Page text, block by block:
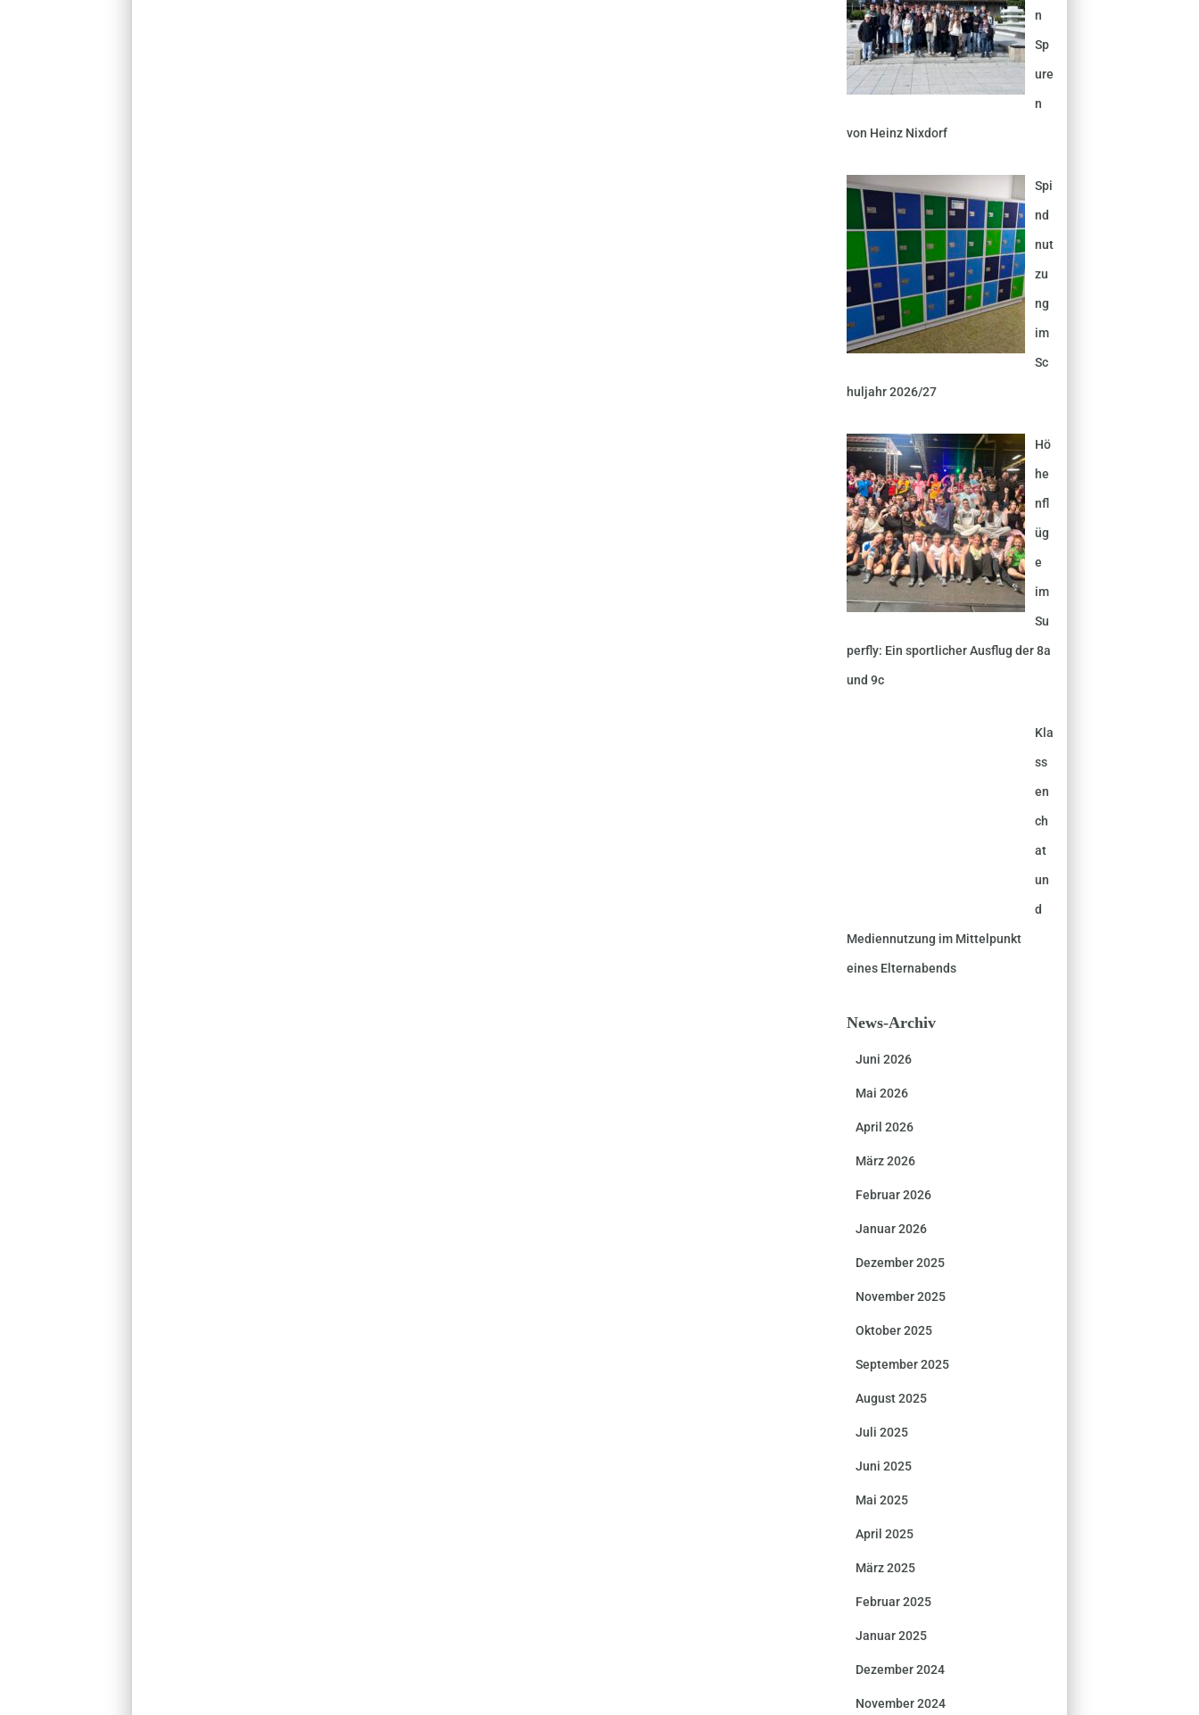
n
Sp
ure
n
von Heinz Nixdorf
Spi
nd
nut
zu
ng
im
Sc
huljahr 2026/27
Hö
he
nfl
üg
e
im
Su
perfly: Ein sportlicher Ausflug der 8a
und 9c
Kla
ss
en
ch
at
un
d
Mediennutzung im Mittelpunkt
eines Elternabends
News-Archiv
Juni 2026
Mai 2026
April 2026
März 2026
Februar 2026
Januar 2026
Dezember 2025
November 2025
Oktober 2025
September 2025
August 2025
Juli 2025
Juni 2025
Mai 2025
April 2025
März 2025
Februar 2025
Januar 2025
Dezember 2024
November 2024